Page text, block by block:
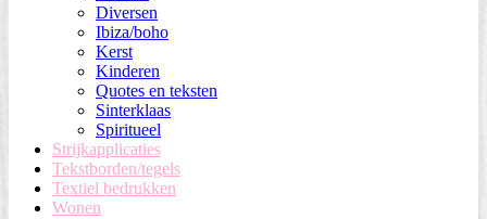
Diversen
Ibiza/boho
Kerst
Kinderen
Quotes en teksten
Sinterklaas
Spiritueel
Strijkapplicaties
Tekstborden/tegels
Textiel bedrukken
Wonen